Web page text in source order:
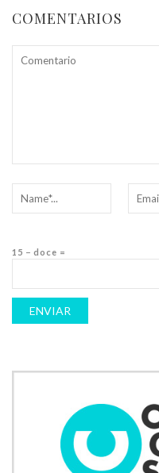
COMENTARIOS
15 − doce =